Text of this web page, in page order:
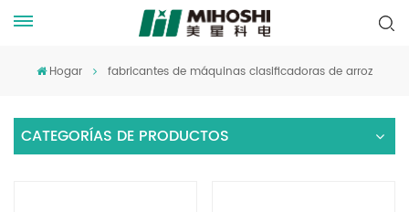
Hogar fabricantes de máquinas clasificadoras de arroz
CATEGORÍAS DE PRODUCTOS